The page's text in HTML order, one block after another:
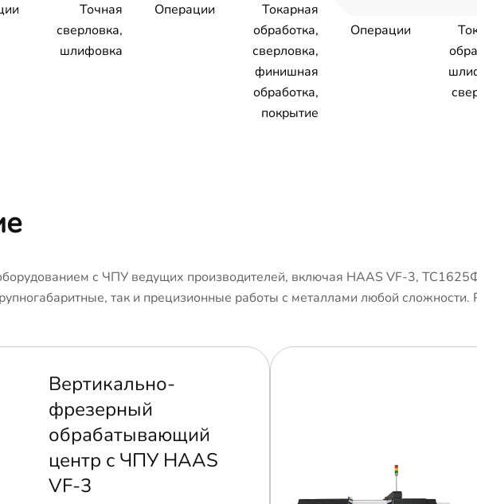
Точная
сверловка,
шлифовка
Операции
Токарная
обработка,
сверловка,
финишная
обработка,
покрытие
Операции
с ЧПУ ведущих производителей, включая HAAS VF-3,
так и прецизионные работы с металлами любой сложности.
Вертикально-
фрезерный
обрабатывающий
центр с ЧПУ HAAS
VF-3